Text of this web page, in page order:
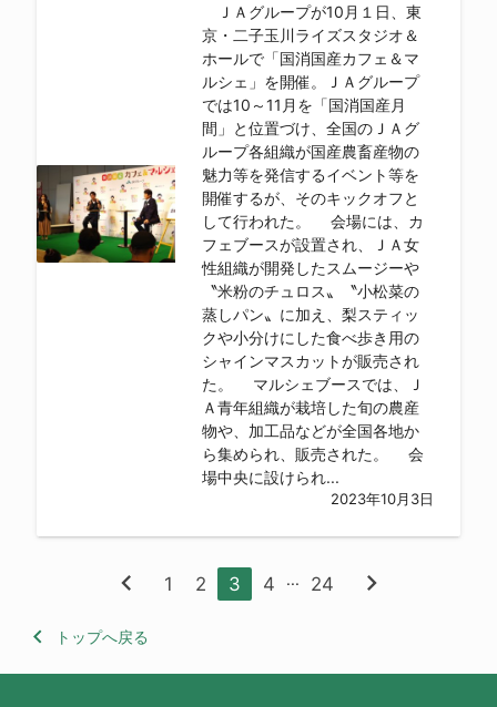
ＪＡグループが10月１日、東
京・二子玉川ライズスタジオ＆
ホールで「国消国産カフェ＆マ
ルシェ」を開催。ＪＡグループ
では10～11月を「国消国産月
間」と位置づけ、全国のＪＡグ
ループ各組織が国産農畜産物の
魅力等を発信するイベント等を
開催するが、そのキックオフと
して行われた。 会場には、カ
フェブースが設置され、ＪＡ女
性組織が開発したスムージーや
〝米粉のチュロス〟〝小松菜の
蒸しパン〟に加え、梨スティッ
クや小分けにした食べ歩き用の
シャインマスカットが販売され
た。 マルシェブースでは、Ｊ
Ａ青年組織が栽培した旬の農産
物や、加工品などが全国各地か
ら集められ、販売された。 会
場中央に設けられ...
2023年10月3日
chevron_left 1 2 3 4 ... 24 chevron_right
keyboard_arrow_left トップへ戻る